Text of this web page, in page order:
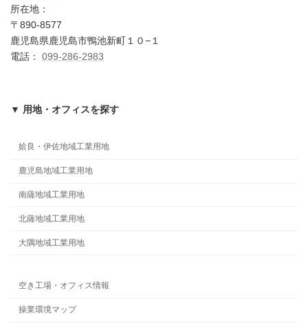
所在地：
〒890-8577
鹿児島県鹿児島市鴨池新町１０−１
電話： 099-286-2983
▼ 用地・オフィスを探す
姶良・伊佐地域工業用地
鹿児島地域工業用地
南薩地域工業用地
北薩地域工業用地
大隅地域工業用地
空き工場・オフィス情報
操業環境マップ